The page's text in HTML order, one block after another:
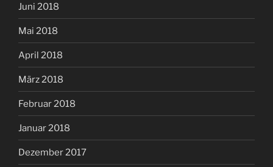
Juni 2018
Mai 2018
April 2018
März 2018
Februar 2018
Januar 2018
Dezember 2017